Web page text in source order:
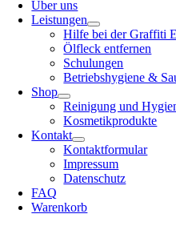
Über uns
Leistungen
Hilfe bei der Graffiti
Ölfleck entfernen
Schulungen
Betriebshygiene &
Shop
Reinigung und
Kosmetikprodukte
Kontakt
Kontaktformular
Impressum
Datenschutz
FAQ
Warenkorb